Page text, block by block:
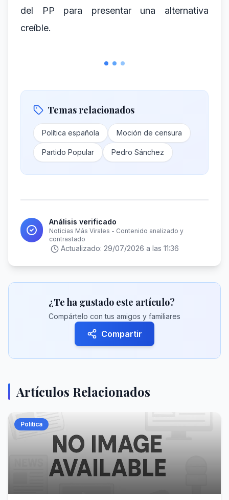
del PP para presentar una alternativa
creíble.
Temas relacionados
Política española Moción de censura
Partido Popular Pedro Sánchez
Análisis verificado
Noticias Más Virales - Contenido analizado y
contrastado
Actualizado: 29/07/2026 a las 11:36
¿Te ha gustado este artículo?
Compártelo con tus amigos y familiares
Compartir
Artículos Relacionados
Política